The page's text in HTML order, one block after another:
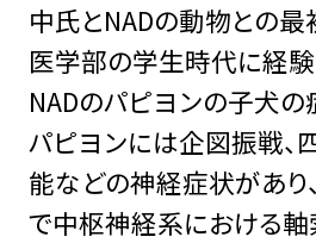
中氏とNADの動物との最
医学部の学生時代に経
NADのパピヨンの子犬の
パピヨンには企図振戦、
能などの神経症状があり
で中枢神経系における軸